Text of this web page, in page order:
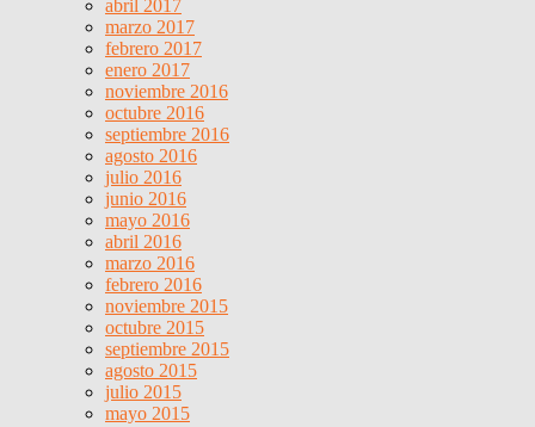
abril 2017
marzo 2017
febrero 2017
enero 2017
noviembre 2016
octubre 2016
septiembre 2016
agosto 2016
julio 2016
junio 2016
mayo 2016
abril 2016
marzo 2016
febrero 2016
noviembre 2015
octubre 2015
septiembre 2015
agosto 2015
julio 2015
mayo 2015